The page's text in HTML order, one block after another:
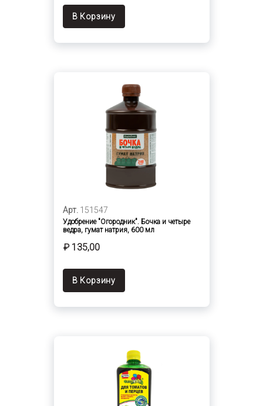
В Корзину
Арт. 151547
Удобрение "Огородник". Бочка и четыре
ведра, гумат натрия, 600 мл
₽ 135,00
В Корзину